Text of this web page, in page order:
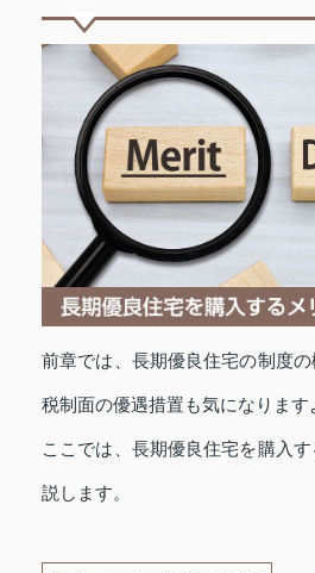
前章では、長期優良住宅の制度の
税制面の優遇措置も気になります
ここでは、長期優良住宅を購入
説します。